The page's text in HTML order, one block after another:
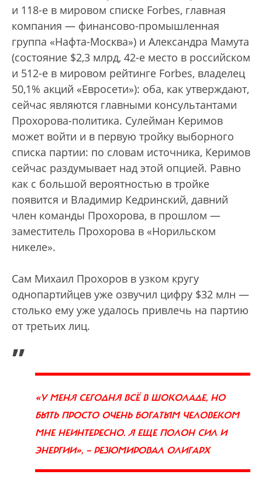
и 118-е в мировом списке Forbes, главная
компания — финансово-промышленная
группа «Нафта-Москва») и Александра Мамута
(состояние $2,3 млрд, 42-е место в российском
и 512-е в мировом рейтинге Forbes, владелец
50,1% акций «Евросети»): оба, как утверждают,
сейчас являются главными консультантами
Прохорова-политика. Сулейман Керимов
может войти и в первую тройку выборного
списка партии: по словам источника, Керимов
сейчас раздумывает над этой опцией. Равно
как с большой вероятностью в тройке
появится и Владимир Кедринский, давний
член команды Прохорова, в прошлом —
заместитель Прохорова в «Норильском
никеле».
Сам Михаил Прохоров в узком кругу
однопартийцев уже озвучил цифру $32 млн —
столько ему уже удалось привлечь на партию
от третьих лиц.
„
«У МЕНЯ СЕГОДНЯ ВСЁ В ШОКОЛАДЕ, НО
БЫТЬ ПРОСТО ОЧЕНЬ БОГАТЫМ ЧЕЛОВЕКОМ
МНЕ НЕИНТЕРЕСНО. Я ЕЩЕ ПОЛОН СИЛ И
ЭНЕРГИИ», — РЕЗЮМИРОВАЛ ОЛИГАРХ